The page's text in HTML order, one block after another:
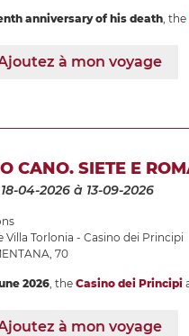
anniversary of his death, the
à mon voyage
CANO. SIETE E
04-2026 à 13-09-2026
Villa Torlonia - Casino dei Principi
70
2026, the Casino dei Principi
à mon voyage